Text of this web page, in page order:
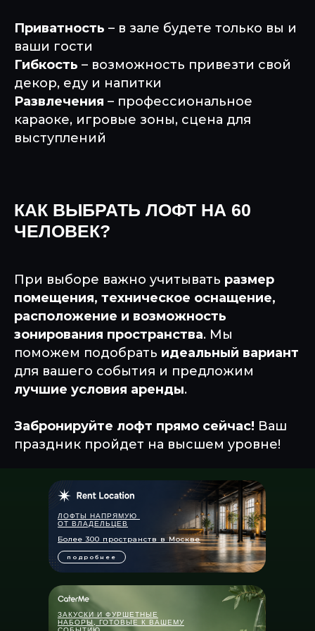
Приватность – в зале будете только вы и
ваши гости
Гибкость – возможность привезти свой
декор, еду и напитки
Развлечения – профессиональное
караоке, игровые зоны, сцена для
выступлений
КАК ВЫБРАТЬ ЛОФТ НА 60
ЧЕЛОВЕК?
При выборе важно учитывать размер
помещения, техническое оснащение,
расположение и возможность
зонирования пространства. Мы
поможем подобрать идеальный вариант
для вашего события и предложим
лучшие условия аренды.
Забронируйте лофт прямо сейчас! Ваш
праздник пройдет на высшем уровне!
ЛОФТЫ НАПРЯМУЮ
ОТ ВЛАДЕЛЬЦЕВ
Более 300 пространств в Москве
подробнее
ЗАКУСКИ И ФУРШЕТНЫЕ
НАБОРЫ, ГОТОВЫЕ К ВАШЕМУ